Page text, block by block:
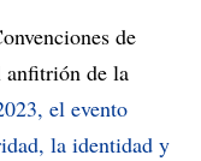
de
de la
el evento
la identidad y